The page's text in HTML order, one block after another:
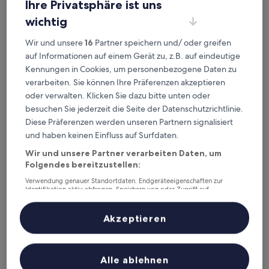
La Melosa Resort & Spa - Adults Only
La Melosa Resort & Spa - Adults Only
4.0-
Sterne-
Unterkunft
9,8 km von Podere Ristella Weinberge und Weingut entfernt
von
10,
Wunderbar,
(45
beträgt
24. Aug.–25. Aug.
Valdonica Winery & Vineyard Residence
Ihre Privatsphäre ist uns
wichtig
Wir und unsere16 Partner speichern und/ oder greifen
auf Informationen auf einem Gerät zu, z.B. auf eindeutige
Kennungen in Cookies, um personenbezogene Daten zu
verarbeiten. Sie können Ihre Präferenzen akzeptieren
oder verwalten. Klicken Sie dazu bitte unten oder
besuchen Sie jederzeit die Seite der Datenschutzrichtlinie.
Diese Präferenzen werden unseren Partnern signalisiert
und haben keinen Einfluss auf Surfdaten.
Wir und unsere Partner verarbeiten Daten, um
Folgendes bereitzustellen:
Verwendung genauer Standortdaten. Endgeräteeigenschaften zur
Identifikation aktiv abfragen. Speichern von oder Zugriff auf
Inhalte, Messung von Werbeleistung und der Performance von Inhalten,
Zielgruppenforschung sowie Entwicklung und Verbesserung von
Liste der Partner (Lieferanten)
Alle ablehnen
Akzeptieren